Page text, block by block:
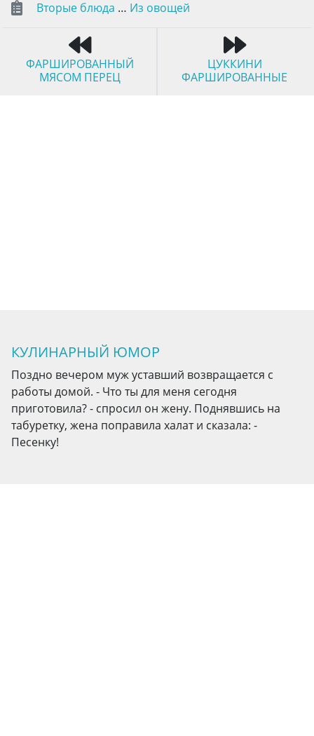
Вторые блюда … Из овощей
ФАРШИРОВАННЫЙ
МЯСОМ ПЕРЕЦ
ЦУККИНИ
ФАРШИРОВАННЫЕ
КУЛИНАРНЫЙ ЮМОР
Поздно вечером муж уставший возвращается с
работы домой. - Что ты для меня сегодня
приготовила? - спросил он жену. Поднявшись на
табуретку, жена поправила халат и сказала: -
Песенку!